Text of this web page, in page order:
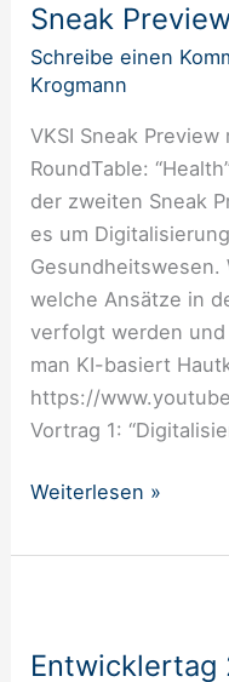
Sneak
Schreibe einen
Krogmann
VKSI Sneak
RoundTable:
der zweiten Sneak
es um
Gesundheitswesen.
welche Ansätze in
verfolgt werden
man KI-basiert
https://
Vortrag 1:
Health
Weiterlesen »
Entwicklertag
Zum